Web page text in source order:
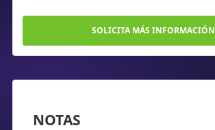
SOLICITA MÁS INFORMACIÓN
NOTAS